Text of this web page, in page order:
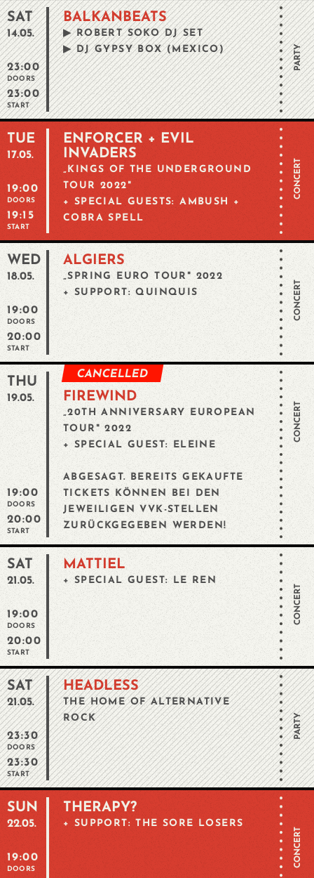
SAT
14.05.
23:00
DOORS
23:00
START
BALKANBEATS
▶︎ ROBERT SOKO DJ SET
▶︎ DJ GYPSY BOX (MEXICO)
PARTY
TUE
17.05.
19:00
DOORS
19:15
START
ENFORCER + EVIL
INVADERS
„KINGS OF THE UNDERGROUND
TOUR 2022"
+ SPECIAL GUESTS: AMBUSH +
COBRA SPELL
CONCERT
WED
18.05.
19:00
DOORS
20:00
START
ALGIERS
„SPRING EURO TOUR" 2022
+ SUPPORT: QUINQUIS
CONCERT
THU
19.05.
19:00
DOORS
20:00
START
CANCELLED
FIREWIND
„20TH ANNIVERSARY EUROPEAN
TOUR" 2022
+ SPECIAL GUEST: ELEINE
ABGESAGT. BEREITS GEKAUFTE
TICKETS KÖNNEN BEI DEN
JEWEILIGEN VVK-STELLEN
ZURÜCKGEGEBEN WERDEN!
CONCERT
SAT
21.05.
19:00
DOORS
20:00
START
MATTIEL
+ SPECIAL GUEST: LE REN
CONCERT
SAT
21.05.
23:30
DOORS
23:30
START
HEADLESS
THE HOME OF ALTERNATIVE
ROCK
PARTY
SUN
22.05.
19:00
DOORS
THERAPY?
+ SUPPORT: THE SORE LOSERS
CONCERT